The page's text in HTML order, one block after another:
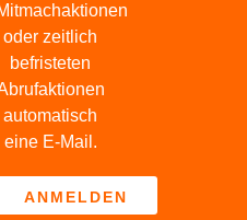
oder zeitlich
befristeten
automatisch
eine E-Mail.
ANMELDEN